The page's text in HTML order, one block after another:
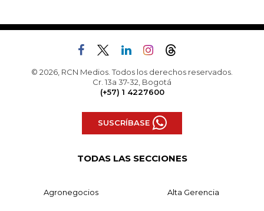
© 2026, RCN Medios. Todos los derechos reservados.
Cr. 13a 37-32, Bogotá
(+57) 1 4227600
SUSCRÍBASE
TODAS LAS SECCIONES
Agronegocios Alta Gerencia